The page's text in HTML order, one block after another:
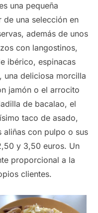
una pequeña
una selección en
además de unos
con langostinos,
ibérico, espinacas
una deliciosa morcilla
jamón o el arrocito
de bacalao, el
taco de asado,
con pulpo o sus
y 3,50 euros. Un
proporcional a la
clientes.